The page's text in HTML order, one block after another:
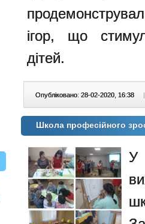
ігор, що
дітей.
Опубліковано: 28-02-2020, 16:38 |
Школа професійного